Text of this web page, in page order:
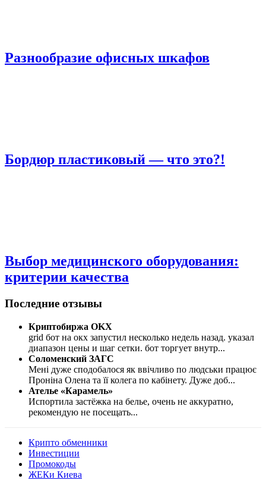
Разнообразие офисных шкафов
Бордюр пластиковый — что это?!
Выбор медицинского оборудования:
критерии качества
Последние отзывы
Криптобиржа OKX
grid бот на окх запустил несколько недель назад. указал
диапазон цены и шаг сетки. бот торгует внутр...
Соломенский ЗАГС
Мені дуже сподобалося як ввічливо по людськи працює
Проніна Олена та її колега по кабінету. Дуже доб...
Ателье «Карамель»
Испортила застёжка на белье, очень не аккуратно,
рекомендую не посещать...
Крипто обменники
Инвестиции
Промокоды
ЖЕКи Киева